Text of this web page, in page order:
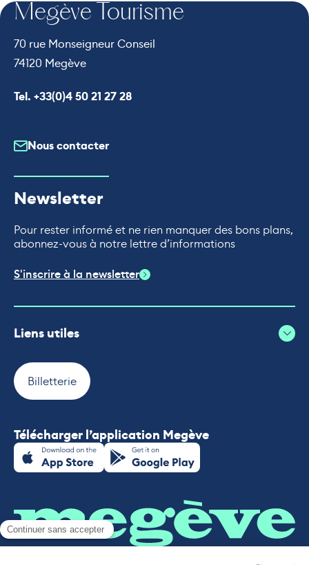
Megève Tourisme
70 rue Monseigneur Conseil
74120 Megève
Appeler le
Tel. +33(0)4 50 21 27 28
Nous contacter
Newsletter
Pour rester informé et ne rien manquer des bons plans,
abonnez-vous à notre lettre d’informations
S'inscrire à la newsletter
Liens utiles
Billetterie
Télécharger l’application Megève